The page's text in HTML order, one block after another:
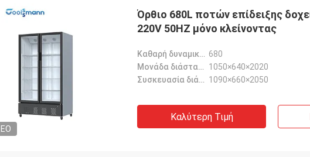
Όρθιο 680L ποτών επίδειξης
220V 50HZ μόνο κλείνοντας
Καθαρή δυναμικότητα-L: 680
Μονάδα διάσταση-χιλ.:
1050×640×2020
Συσκευασία διάσταση-χιλ.: 1090×660×2050
Καλύτερη Τιμή